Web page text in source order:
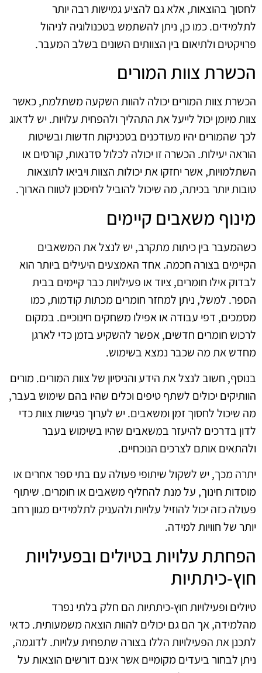
לחסוך בהוצאות, אלא גם להציע גמישות רבה יותר
לתלמידים. כמו כן, ניתן להשתמש בטכנולוגיה לניהול
פרויקטים ולתיאום בין הצוותים השונים בשלב המעבר.
הכשרת צוות המורים
הכשרת צוות המורים יכולה להוות השקעה משתלמת, כאשר
צוות מיומן יכול לייעל את התהליך ולהפחית עלויות. יש לדאוג
לכך שהמורים יהיו מעודכנים בטכניקות חדשות ובשיטות
הוראה יעילות. הכשרה זו יכולה לכלול סדנאות, קורסים או
השתלמויות, אשר יחזקו את יכולות הצוות ויביאו לתוצאות
טובות יותר בכיתה, מה שיכול להוביל לחיסכון לטווח הארוך.
מינוף משאבים קיימים
כשהמעבר בין כיתות מתקרב, יש לנצל את המשאבים
הקיימים בצורה חכמה. אחד האמצעים היעילים ביותר הוא
לבדוק אילו חומרים, ציוד או פעילויות כבר קיימים בבית
הספר. למשל, ניתן למחזר חומרים מכתות קודמות, כמו
מסמכים, דפי עבודה או אפילו משחקים חינוכיים. במקום
לרכוש חומרים חדשים, אפשר להשקיע בזמן כדי לארגן
מחדש את מה שכבר נמצא בשימוש.
בנוסף, חשוב לנצל את הידע והניסיון של צוות המורים. מורים
הוותיקים יכולים לשתף טיפים וכלים שהיו בהם שימוש בעבר,
מה שיכול לחסוך זמן ומשאבים. יש לערוך פגישות צוות כדי
לדון בדרכים להיעזר במשאבים שהיו בשימוש בעבר
ולהתאים אותם לצרכים הנוכחיים.
יתרה מכך, יש לשקול שיתופי פעולה עם בתי ספר אחרים או
מוסדות חינוך, על מנת להחליף משאבים או חומרים. שיתוף
פעולה כזה יכול להוזיל עלויות ולהעניק לתלמידים מגוון רחב
יותר של חוויות למידה.
הפחתת עלויות בטיולים ובפעילויות
חוץ-כיתתיות
טיולים ופעילויות חוץ-כיתתיות הם חלק בלתי נפרד
מהלמידה, אך הם גם יכולים להוות הוצאה משמעותית. כדאי
לתכנן את הפעילויות הללו בצורה שתפחית עלויות. לדוגמה,
ניתן לבחור ביעדים מקומיים אשר אינם דורשים הוצאות על